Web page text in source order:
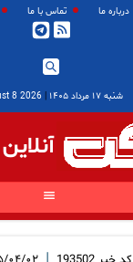
درباره ما تماس با ما
شنبه ۱۷ مرداد ۱۴۰۵ |
2026 August 8
آنلاین